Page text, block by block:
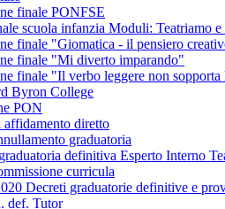
finale PONFSE
scuola infanzia Moduli: Teatriamo e
finale "Giomatica - il pensiero
finale "Mi diverto imparando"
finale "Il verbo leggere non
Byron College
PON
affidamento diretto
graduatoria
definitiva Esperto Interno
curricula
Decreti graduatorie definitive e
def. Tutor